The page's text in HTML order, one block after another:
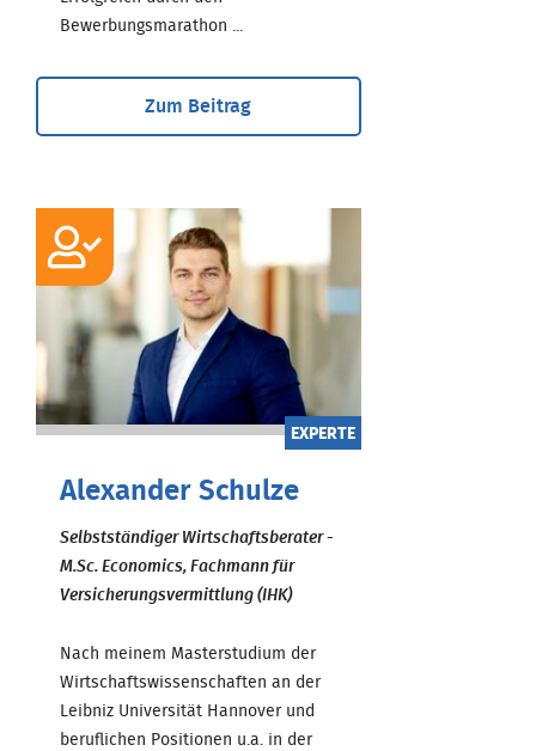
Bewerbungsmarathon ...
Zum Beitrag
EXPERTE
Alexander Schulze
Selbstständiger Wirtschaftsberater -
M.Sc. Economics, Fachmann für
Versicherungsvermittlung (IHK)
Nach meinem Masterstudium der
Wirtschaftswissenschaften an der
Leibniz Universität Hannover und
beruflichen Positionen u.a. in der